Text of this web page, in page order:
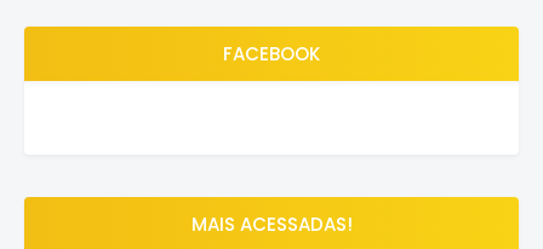
FACEBOOK
MAIS ACESSADAS!